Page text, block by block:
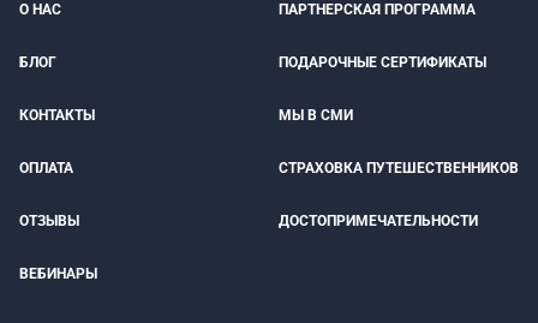
О НАС ПАРТНЕРСКАЯ ПРОГРАММА
БЛОГ ПОДАРОЧНЫЕ СЕРТИФИКАТЫ
КОНТАКТЫ МЫ В СМИ
ОПЛАТА СТРАХОВКА ПУТЕШЕСТВЕННИКОВ
ОТЗЫВЫ ДОСТОПРИМЕЧАТЕЛЬНОСТИ
ВЕБИНАРЫ